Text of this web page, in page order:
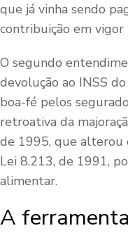
que já vinha sendo
contribuição em vigor
O segundo
devolução ao INSS
boa-fé pelos
retroativa da
de 1995, que alterou
Lei 8.213, de 1991,
alimentar.
A ferramenta